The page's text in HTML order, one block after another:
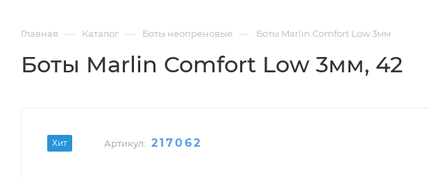
Главная — Каталог — Боты неопреновые — Боты Marlin Comfort Low 3мм
Боты Marlin Comfort Low 3мм, 42
Хит Артикул: 217062